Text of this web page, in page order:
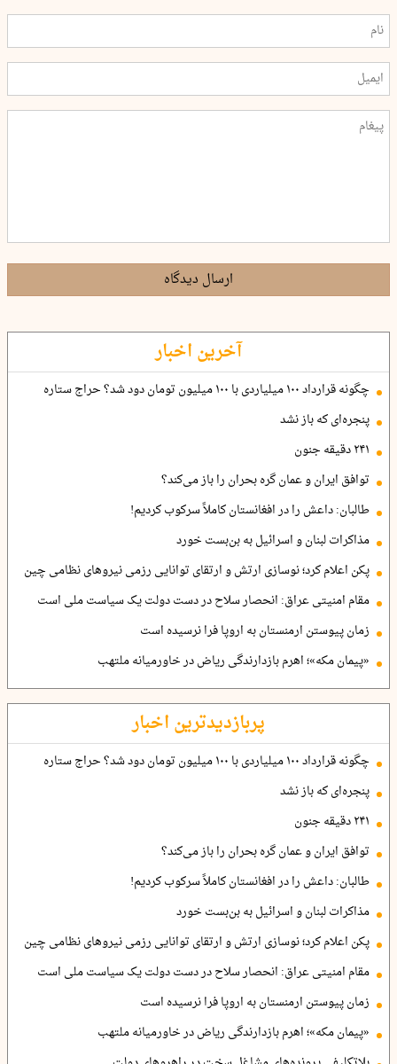
ارسال دیدگاه
آخرین اخبار
چگونه قرارداد ۱۰۰ میلیاردی با ۱۰۰ میلیون تومان دود شد؟ حراج ستاره
پنجره‌ای که باز نشد
۲۴۱ دقیقه جنون
توافق ایران و عمان گره بحران را باز می‌کند؟
طالبان: داعش را در افغانستان کاملاً سرکوب کردیم!
مذاکرات لبنان و اسرائیل به بن‌بست خورد
پکن اعلام کرد؛ نوسازی ارتش و ارتقای توانایی رزمی نیروهای نظامی چین
مقام امنیتی عراق: انحصار سلاح در دست دولت یک سیاست ملی است
زمان پیوستن ارمنستان به اروپا فرا نرسیده است
«پیمان مکه»؛ اهرم بازدارندگی ریاض در خاورمیانه ملتهب
پربازدیدترین اخبار
چگونه قرارداد ۱۰۰ میلیاردی با ۱۰۰ میلیون تومان دود شد؟ حراج ستاره
پنجره‌ای که باز نشد
۲۴۱ دقیقه جنون
توافق ایران و عمان گره بحران را باز می‌کند؟
طالبان: داعش را در افغانستان کاملاً سرکوب کردیم!
مذاکرات لبنان و اسرائیل به بن‌بست خورد
پکن اعلام کرد؛ نوسازی ارتش و ارتقای توانایی رزمی نیروهای نظامی چین
مقام امنیتی عراق: انحصار سلاح در دست دولت یک سیاست ملی است
زمان پیوستن ارمنستان به اروپا فرا نرسیده است
«پیمان مکه»؛ اهرم بازدارندگی ریاض در خاورمیانه ملتهب